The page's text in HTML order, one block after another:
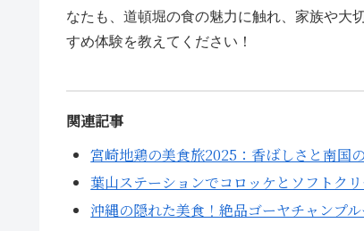
なたも、道頓堀の食の魅力に触れ、家族や大
すめ体験を教えてください！
関連記事
宮崎地鶏の美食旅2025：香ばしさと南国
葉山ステーションでコロッケとソフトク
沖縄の隠れた美食！絶品ゴーヤチャンプ